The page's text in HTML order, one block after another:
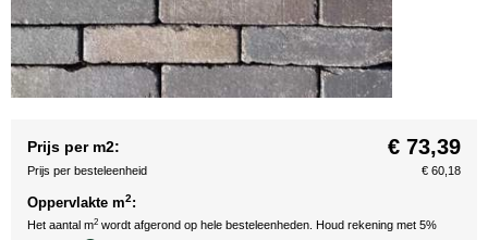
Prijs per m2: € 73,39
Prijs per besteleenheid € 60,18
Oppervlakte m2:
Het aantal m2 wordt afgerond op hele besteleenheden. Houd rekening met 5%